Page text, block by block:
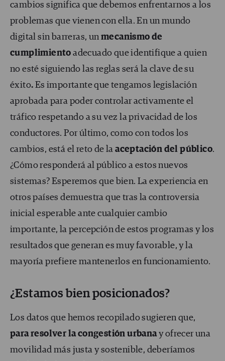
cambios significa que debemos enfrentarnos a los
problemas que vienen con ella. En un mundo
digital sin barreras, unmecanismo de
cumplimientoadecuado que identifique a quien
no esté siguiendo las reglas será la clave de su
éxito. Es importante que tengamos legislación
aprobada para poder controlar activamente el
tráfico respetando a su vez la privacidad de los
conductores. Por último, como con todos los
cambios, está el reto de laaceptación del público.
¿Cómo responderá al público a estos nuevos
sistemas? Esperemos que bien. La experiencia en
otros países demuestra que tras la controversia
inicial esperable ante cualquier cambio
importante, la percepción de estos programas y los
resultados que generan es muy favorable, y la
mayoría prefiere mantenerlos en funcionamiento.
¿Estamos bien posicionados?
Los datos que hemos recopilado sugieren que,
para resolver la congestión urbanay ofrecer una
movilidad más justa y sostenible, deberíamos